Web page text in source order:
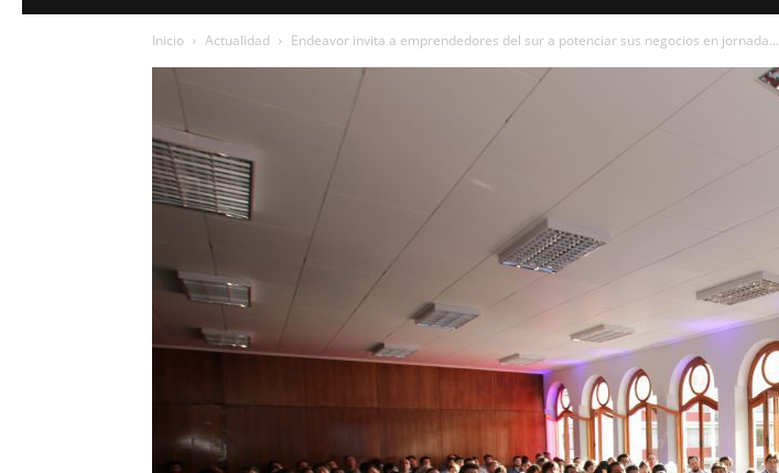
Inicio Actualidad Endeavor invita a emprendedores del sur a potenciar sus negocios en jornada...